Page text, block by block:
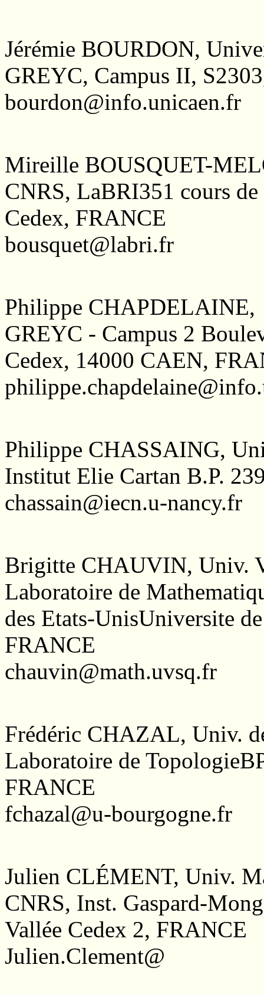
Jérémie BOURDON,
GREYC, Campus II,
bourdon@info.unicaen.fr
Mireille BOUSQUET-
CNRS, LaBRI351 cours
Cedex, FRANCE
bousquet@labri.fr
Philippe CHAPDELAINE,
GREYC - Campus 2
Cedex, 14000 CAEN,
Philippe CHASSAING,
Institut Elie Cartan B.P.
chassain@iecn.u-nancy.fr
Brigitte CHAUVIN, Univ.
Laboratoire de
des Etats-UnisUniversite
FRANCE
chauvin@math.uvsq.fr
Frédéric CHAZAL, Univ.
Laboratoire de
FRANCE
fchazal@u-bourgogne.fr
Julien CLÉMENT, Univ.
CNRS, Inst. Gaspard-
Vallée Cedex 2, FRANCE
Julien.Clement@